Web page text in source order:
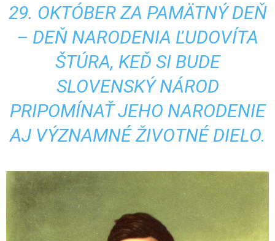
29. OKTÓBER ZA PAMÄTNÝ DEŇ
– DEŇ NARODENIA ĽUDOVÍTA
ŠTÚRA, KEĎ SI BUDE
SLOVENSKÝ NÁROD
PRIPOMÍNAŤ JEHO NARODENIE
AJ VÝZNAMNÉ ŽIVOTNÉ DIELO.